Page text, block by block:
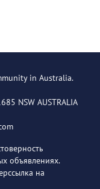
in Australia.
NSW AUSTRALIA
объявлениях.
на